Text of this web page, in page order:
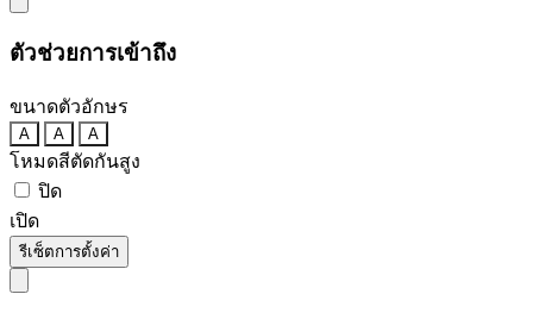
ตัวช่วยการเข้าถึง
ขนาดตัวอักษร
A A A
โหมดสีตัดกันสูง
ปิด
เปิด
รีเซ็ตการตั้งค่า